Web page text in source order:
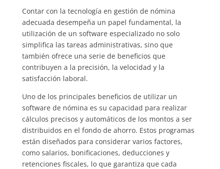
Contar con la tecnología en gestión de nómina
adecuada desempeña un papel fundamental, la
utilización de un software especializado no solo
simplifica las tareas administrativas, sino que
también ofrece una serie de beneficios que
contribuyen a la precisión, la velocidad y la
satisfacción laboral.
Uno de los principales beneficios de utilizar un
software de nómina es su capacidad para realizar
cálculos precisos y automáticos de los montos a ser
distribuidos en el fondo de ahorro. Estos programas
están diseñados para considerar varios factores,
como salarios, bonificaciones, deducciones y
retenciones fiscales, lo que garantiza que cada